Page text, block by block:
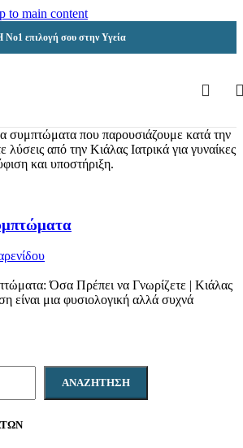
to main content
Νο1 επιλογή σου στην Υγεία
Όσα Πρέπει να Γνωρίζετε | Κιάλας
είναι μια φυσιολογική αλλά συχνά
ΑΝΑΖΉΤΗΣΗ